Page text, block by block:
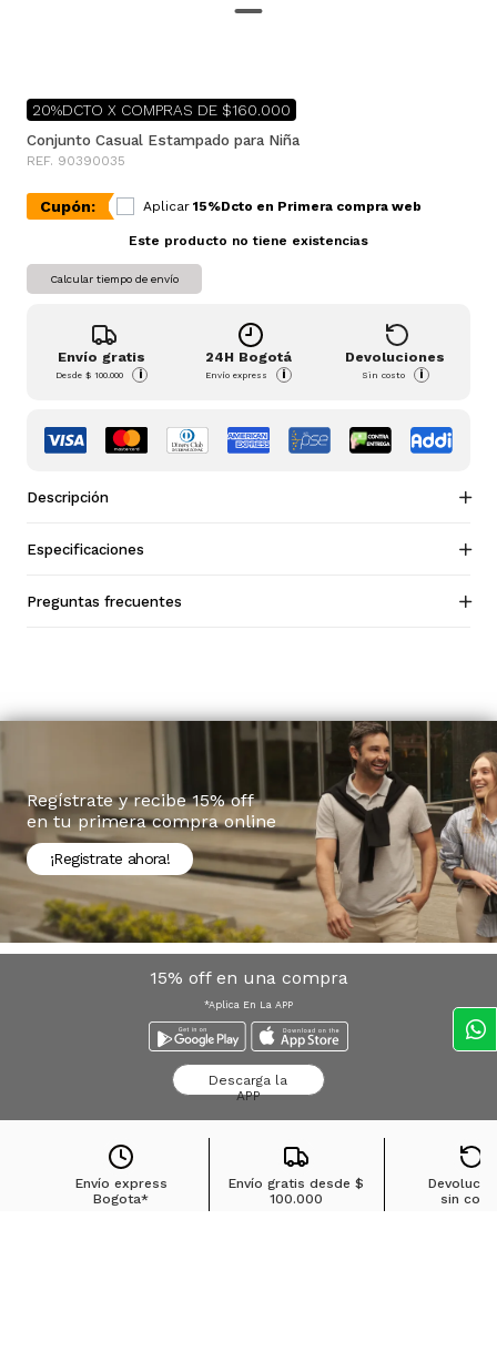
20%DCTO X COMPRAS DE $160.000
Conjunto Casual Estampado para Niña
REF. 90390035
Cupón: Aplicar 15%Dcto en Primera compra web
Este producto no tiene existencias
Calcular tiempo de envío
Envío gratis
Desde$ 100.000 i
24H Bogotá
Envío express i
Devoluciones
Sin costo i
Descripción
Especificaciones
Preguntas frecuentes
Regístrate y recibe 15% off
en tu primera compra online
¡Registrate ahora!
15% off en una compra
*Aplica En La APP
Descarga la
APP
Envío express
Bogota*
Envío gratis desde$
100.000
sin